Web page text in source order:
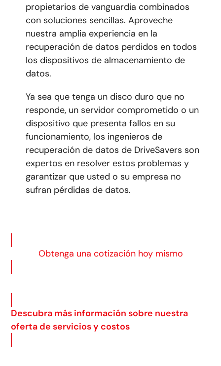
propietarios de vanguardia combinados
con soluciones sencillas. Aproveche
nuestra amplia experiencia en la
recuperación de datos perdidos en todos
los dispositivos de almacenamiento de
datos.
Ya sea que tenga un disco duro que no
responde, un servidor comprometido o un
dispositivo que presenta fallos en su
funcionamiento, los ingenieros de
recuperación de datos de DriveSavers son
expertos en resolver estos problemas y
garantizar que usted o su empresa no
sufran pérdidas de datos.
Obtenga una cotización hoy mismo
Descubra más información sobre nuestra
oferta de servicios y costos